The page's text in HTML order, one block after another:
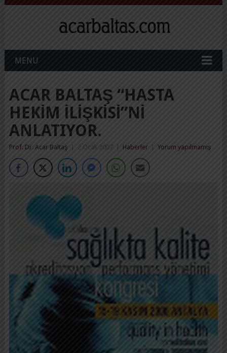
MENU
ACAR BALTAŞ “HASTA
HEKIM İLIŞKISI”NI
ANLATIYOR.
Prof. Dr. Acar Baltaş 2 Ocak 2007 Haberler Yorum yapılmamış